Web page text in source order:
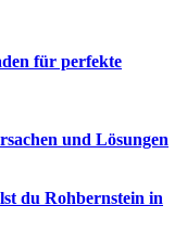
für perfekte
und Lösungen
du Rohbernstein in